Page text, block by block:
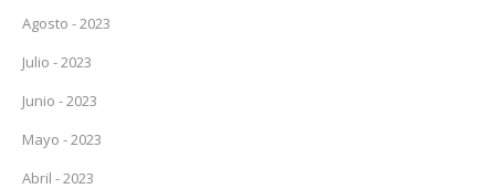
Agosto - 2023
Julio - 2023
Junio - 2023
Mayo - 2023
Abril - 2023